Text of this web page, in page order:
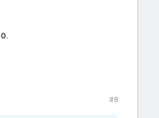
#8